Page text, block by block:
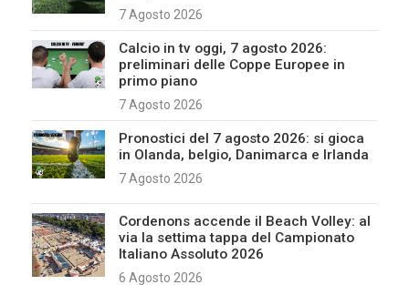
7 Agosto 2026
Calcio in tv oggi, 7 agosto 2026:
preliminari delle Coppe Europee in
primo piano
7 Agosto 2026
Pronostici del 7 agosto 2026: si gioca
in Olanda, belgio, Danimarca e Irlanda
7 Agosto 2026
Cordenons accende il Beach Volley: al
via la settima tappa del Campionato
Italiano Assoluto 2026
6 Agosto 2026